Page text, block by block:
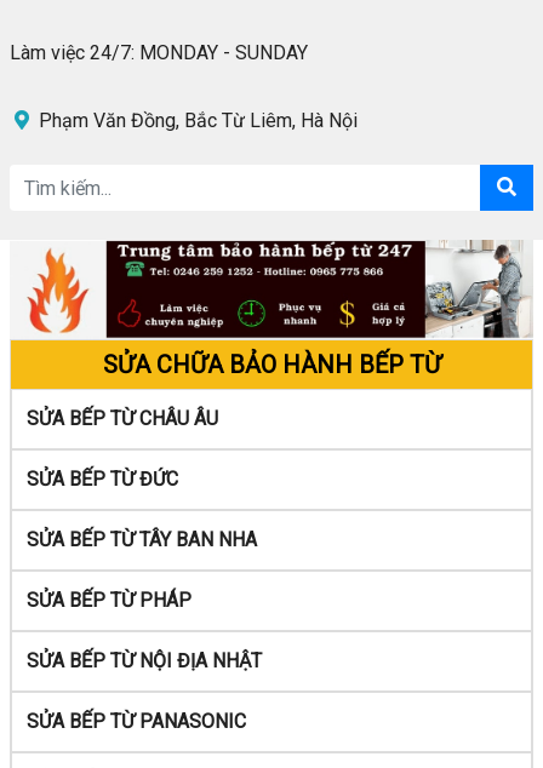
Làm việc 24/7: MONDAY - SUNDAY
Phạm Văn Đồng, Bắc Từ Liêm, Hà Nội
SỬA CHỮA BẢO HÀNH BẾP TỪ
SỬA BẾP TỪ CHÂU ÂU
SỬA BẾP TỪ ĐỨC
SỬA BẾP TỪ TÂY BAN NHA
SỬA BẾP TỪ PHÁP
SỬA BẾP TỪ NỘI ĐỊA NHẬT
SỬA BẾP TỪ PANASONIC